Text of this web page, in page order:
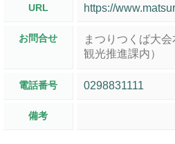
URL https://
お問合せ
まつりつくば大
観光推進課内）
電話番号 0298831111
備考